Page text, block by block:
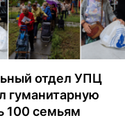
отдел УПЦ
гуманитарную
100 семьям